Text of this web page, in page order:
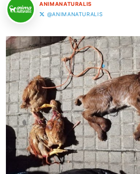
ANIMANATURALIS
@ANIMANATURALIS